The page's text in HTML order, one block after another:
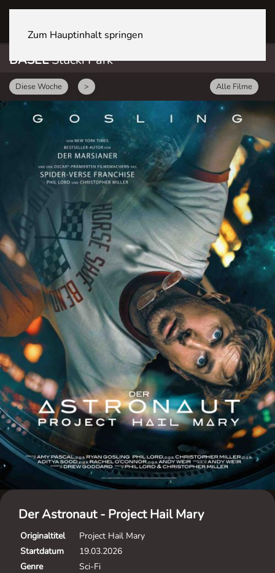
Zum Hauptinhalt springen
BASELStücki Park
Diese Woche > Alle Filme
Der Astronaut - Project Hail Mary
Originaltitel
Project Hail Mary
Startdatum
19.03.2026
Genre
Sci-Fi